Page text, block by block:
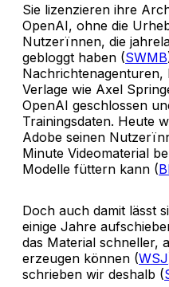
Sie lizenzieren ihre
OpenAI, ohne die
Nutzerïnnen, die
gebloggt haben (SWMB
Nachrichtenagenturen,
Verlage wie Axel
OpenAI geschlossen
Trainingsdaten. Heute
Adobe seinen
Minute Videomaterial
Modelle füttern kann (
Doch auch damit lässt
einige Jahre
das Material schneller,
erzeugen können (WSJ
schrieben wir deshalb (